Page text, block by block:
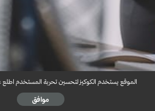
الموقع يستخدم الكوكيز لتحسين تحربة المستخدم اطلع
موافق